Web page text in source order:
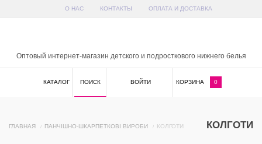
О НАС КОНТАКТЫ ОПЛАТА И ДОСТАВКА
x
Оптовый интернет-магазин детского и подросткового нижнего белья
КАТАЛОГ ПОИСК ВОЙТИ КОРЗИНА 0
ГЛАВНАЯ ПАНЧІШНО-ШКАРПЕТКОВІ ВИРОБИ КОЛГОТИ КОЛГОТИ